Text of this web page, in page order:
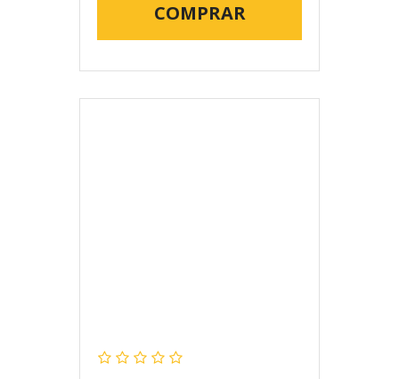
COMPRAR